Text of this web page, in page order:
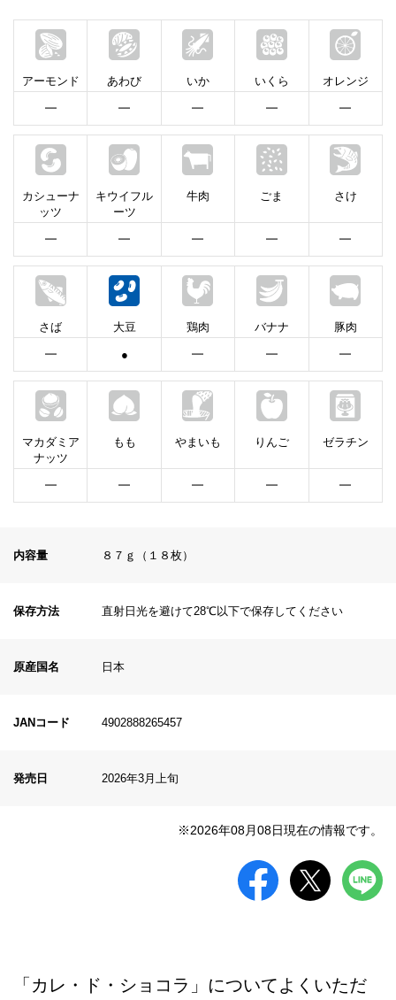
アーモンド
━
あわび
━
いか
━
いくら
━
オレンジ
━
カシューナ
ッツ
━
キウイフル
ーツ
━
牛肉
━
ごま
━
さけ
━
さば
━
大豆
●
鶏肉
━
バナナ
━
豚肉
━
マカダミア
ナッツ
━
もも
━
やまいも
━
りんご
━
ゼラチン
━
内容量 ８７ｇ（１８枚）
保存方法 直射日光を避けて28℃以下で保存してください
原産国名 日本
JANコード 4902888265457
発売日 2026年3月上旬
※2026年08月08日現在の情報です。
「カレ・ド・ショコラ」についてよくいただ